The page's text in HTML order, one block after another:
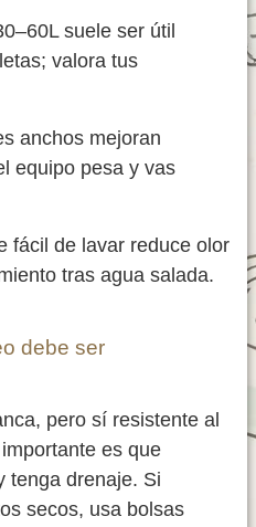
suele ser útil
valora tus
anchos mejoran
equipo pesa y vas
fácil de lavar reduce olor
tras agua salada.
debe ser
pero sí resistente al
es que
tenga drenaje. Si
secos, usa bolsas